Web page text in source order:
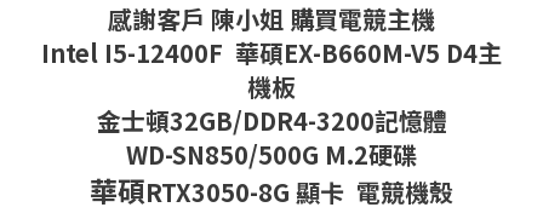
感謝客戶 陳小姐 購買電競主機
Intel I5-12400F 華碩EX-B660M-V5 D4主
機板
金士頓32GB/DDR4-3200記憶體
WD-SN850/500G M.2硬碟
華碩RTX3050-8G 顯卡 電競機殼